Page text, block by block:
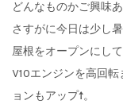
どんなものかご興味
さすがに今日は少し
屋根をオープンにし
V10エンジンを高回
ョンもアップ↑。